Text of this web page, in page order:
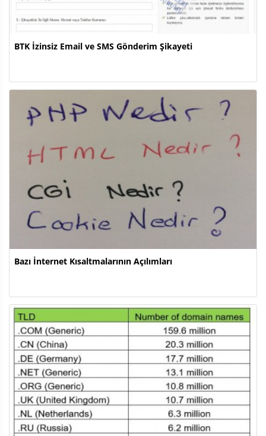
BTK İzinsiz Email ve SMS Gönderim Şikayeti
Bazı İnternet Kısaltmalarının Açılımları